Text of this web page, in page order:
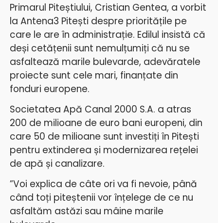
Primarul Piteștiului, Cristian Gentea, a vorbit
la Antena3 Pitești despre prioritățile pe
care le are în administrație. Edilul insistă că
deși cetățenii sunt nemulțumiți că nu se
asfaltează marile bulevarde, adevăratele
proiecte sunt cele mari, finanțate din
fonduri europene.
Societatea Apă Canal 2000 S.A. a atras
200 de milioane de euro bani europeni, din
care 50 de milioane sunt investiți în Pitești
pentru extinderea și modernizarea rețelei
de apă și canalizare.
”Voi explica de câte ori va fi nevoie, până
când toți piteștenii vor înțelege de ce nu
asfaltăm astăzi sau mâine marile